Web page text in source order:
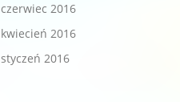
czerwiec 2016
kwiecień 2016
styczeń 2016